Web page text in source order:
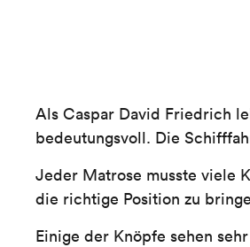
Als Caspar David Friedrich
bedeutungsvoll. Die
Jeder Matrose musste viele
die richtige Position zu
Einige der Knöpfe sehen